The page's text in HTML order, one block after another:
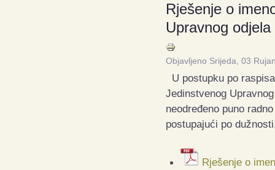
Rješenje o
Upravnog
Objavljeno Srijeda, 03
U postupku po
Jedinstvenog
neodređeno puno
postupajući po
Rješenje o